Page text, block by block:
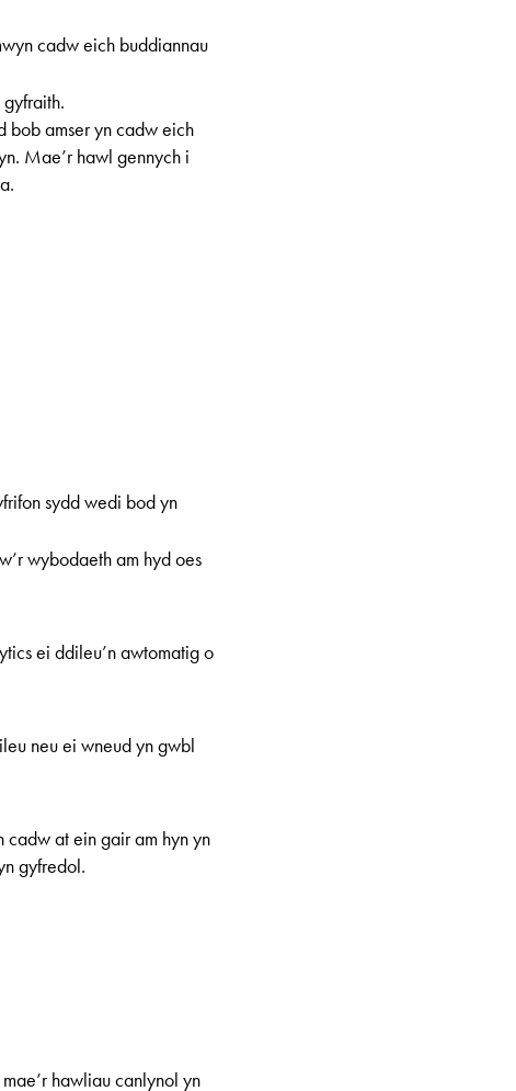
cadw eich buddiannau
bob amser yn cadw eich
Mae’r hawl gennych i
sydd wedi bod yn
wybodaeth am hyd oes
ei ddileu’n awtomatig o
neu ei wneud yn gwbl
cadw at ein gair am hyn yn
gyfredol.
hawliau canlynol yn